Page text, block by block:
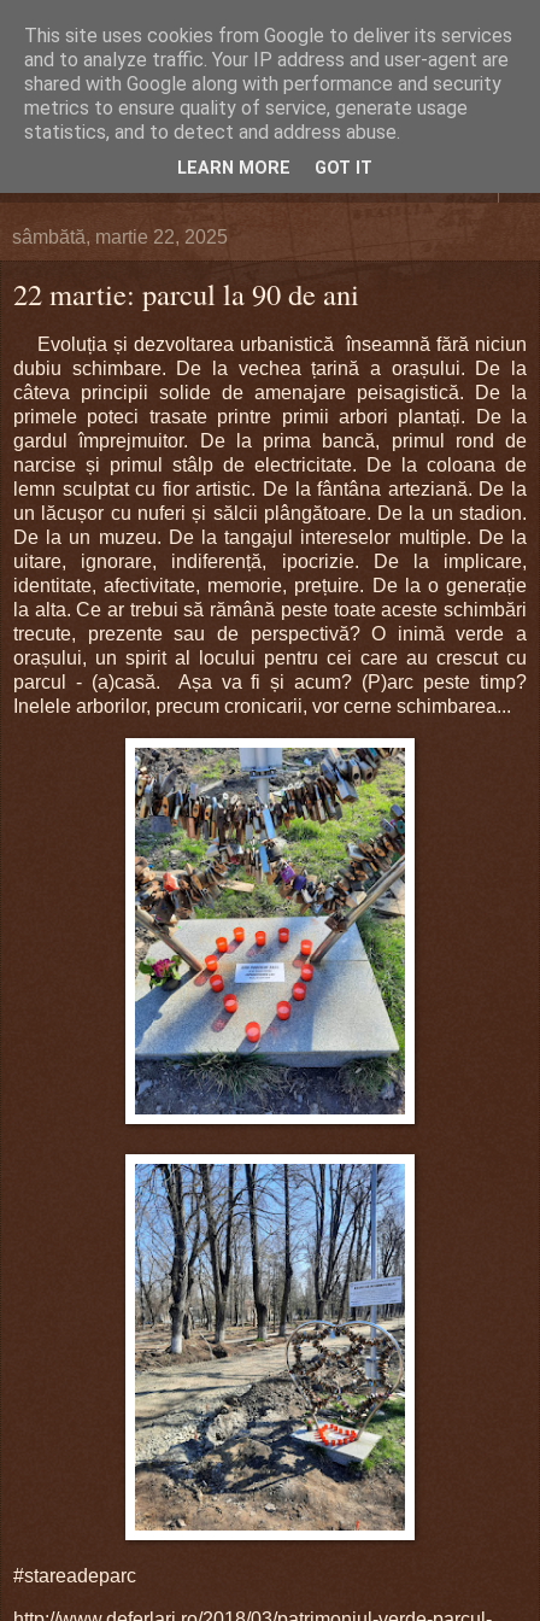
DEFERLĂRI
Despre şi pentru Bacău. Totul la obiect.
sâmbătă, martie 22, 2025
22 martie: parcul la 90 de ani
Evoluția și dezvoltarea urbanistică înseamnă fără niciun
dubiu schimbare. De la vechea țarină a orașului. De la
câteva principii solide de amenajare peisagistică. De la
primele poteci trasate printre primii arbori plantați. De la
gardul împrejmuitor. De la prima bancă, primul rond de
narcise și primul stâlp de electricitate. De la coloana de
lemn sculptat cu fior artistic. De la fântâna arteziană. De la
un lăcușor cu nuferi și sălcii plângătoare. De la un stadion.
De la un muzeu. De la tangajul intereselor multiple. De la
uitare, ignorare, indiferență, ipocrizie. De la implicare,
identitate, afectivitate, memorie, prețuire. De la o generație
la alta. Ce ar trebui să rămână peste toate aceste schimbări
trecute, prezente sau de perspectivă? O inimă verde a
orașului, un spirit al locului pentru cei care au crescut cu
parcul - (a)casă. Așa va fi și acum? (P)arc peste timp?
Inelele arborilor, precum cronicarii, vor cerne schimbarea...
#stareadeparc
This site uses cookies from Google to deliver its services
and to analyze traffic. Your IP address and user-agent are
shared with Google along with performance and security
metrics to ensure quality of service, generate usage
statistics, and to detect and address abuse.
LEARN MORE GOT IT